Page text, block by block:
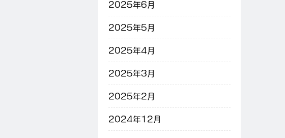
2025年6月
2025年5月
2025年4月
2025年3月
2025年2月
2024年12月